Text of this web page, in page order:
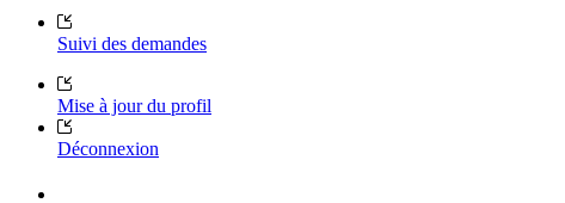
Suivi des demandes
Mise à jour du profil
Déconnexion